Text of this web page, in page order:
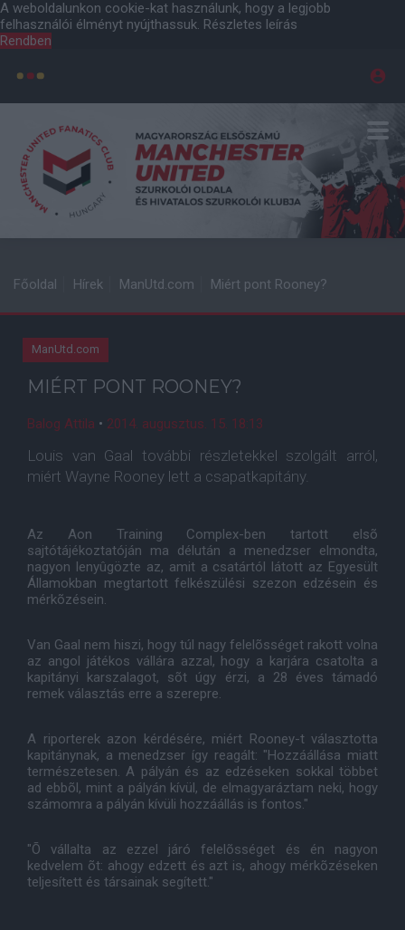
A weboldalunkon cookie-kat használunk, hogy a legjobb
felhasználói élményt nyújthassuk. Részletes leírás
Rendben
Főoldal Hírek ManUtd.com Miért pont Rooney?
ManUtd.com
MIÉRT PONT ROONEY?
Balog Attila • 2014. augusztus. 15. 18:13
Louis van Gaal további részletekkel szolgált arról,
miért Wayne Rooney lett a csapatkapitány.
Az Aon Training Complex-ben tartott elsõ
sajtótájékoztatóján ma délután a menedzser elmondta,
nagyon lenyûgözte az, amit a csatártól látott az Egyesült
Államokban megtartott felkészülési szezon edzésein és
mérkõzésein.
Van Gaal nem hiszi, hogy túl nagy felelõsséget rakott volna
az angol játékos vállára azzal, hogy a karjára csatolta a
kapitányi karszalagot, sõt úgy érzi, a 28 éves támadó
remek választás erre a szerepre.
A riporterek azon kérdésére, miért Rooney-t választotta
kapitánynak, a menedzser így reagált: "Hozzáállása miatt
természetesen. A pályán és az edzéseken sokkal többet
ad ebbõl, mint a pályán kívül, de elmagyaráztam neki, hogy
számomra a pályán kívüli hozzáállás is fontos."
"Õ vállalta az ezzel járó felelõsséget és én nagyon
kedvelem õt: ahogy edzett és azt is, ahogy mérkõzéseken
teljesített és társainak segített."